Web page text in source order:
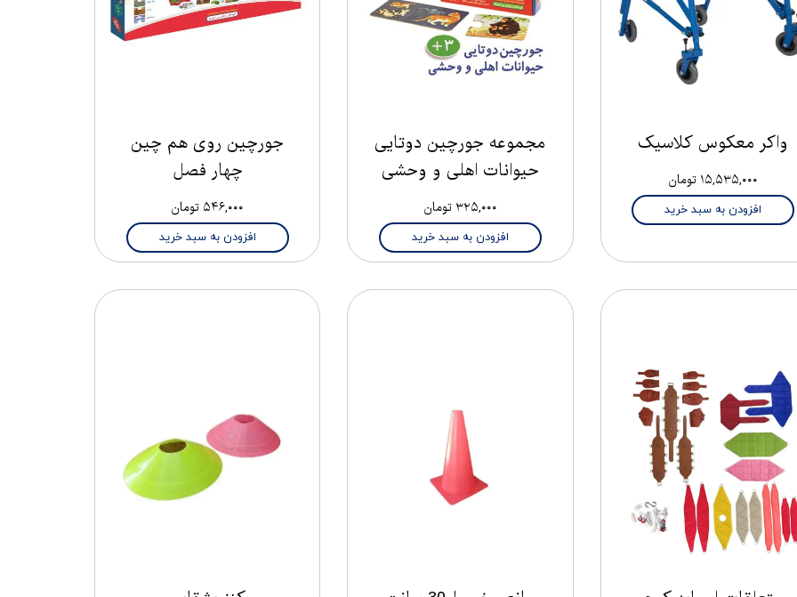
واکر معکوس کلاسیک
۱۵,۵۳۵,۰۰۰ تومان
افزودن به سبد خرید
مجموعه جورچین دوتایی
حیوانات اهلی و وحشی
۳۲۵,۰۰۰ تومان
افزودن به سبد خرید
جورچین روی هم چین
چهار فصل
۵۴۶,۰۰۰ تومان
افزودن به سبد خرید